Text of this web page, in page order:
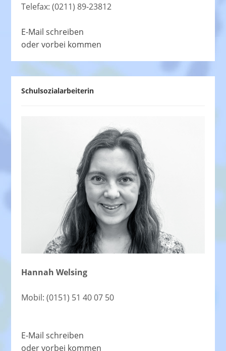
Telefax: (0211) 89-23812
E-Mail schreiben
oder vorbei kommen
Schulsozialarbeiterin
Hannah Welsing
Mobil: (0151) 51 40 07 50
E-Mail schreiben
oder vorbei kommen